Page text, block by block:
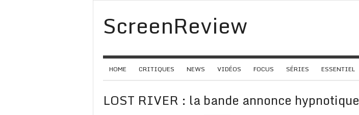
ScreenReview
HOME CRITIQUES NEWS VIDÉOS FOCUS SÉRIES ESSENTIEL
LOST RIVER : la bande annonce hypnotique